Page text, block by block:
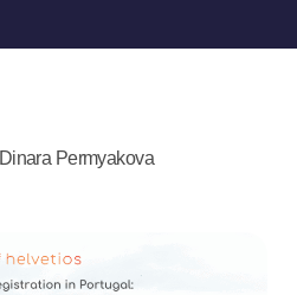
Dinara Permyakova